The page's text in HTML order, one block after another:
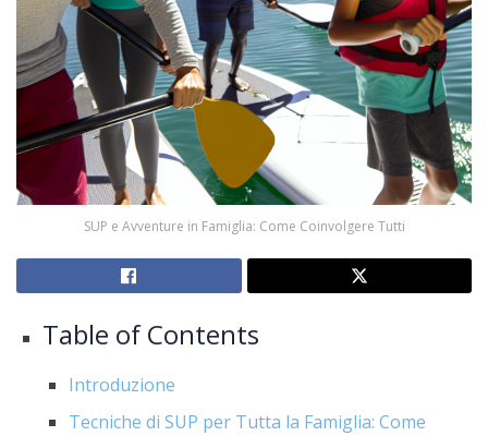
SUP e Avventure in Famiglia: Come Coinvolgere Tutti
Table of Contents
Introduzione
Tecniche di SUP per Tutta la Famiglia: Come